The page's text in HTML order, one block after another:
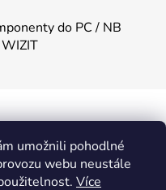
umožnili pohodlné
webu neustále
Více
do PC / NB
/ WIZIT.EU
podmínky|Ochrana